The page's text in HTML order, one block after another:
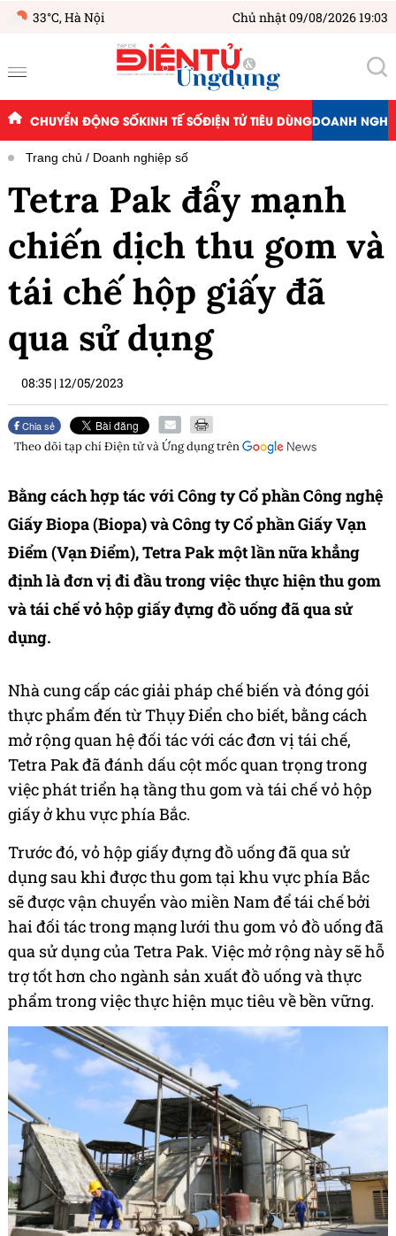
33°C,Hà Nội Chủ nhật 09/08/2026 19:03
CHUYỂN ĐỘNG SỐKINH TẾ SỐĐIỆN TỬ TIÊU DÙNGDOANH
Trang chủ Doanh nghiệp số
Tetra Pak đẩy mạnh
chiến dịch thu gom và
tái chế hộp giấy đã
qua sử dụng
08:35 |12/05/2023
Chia sẻ
Theo dõi tạp chíĐiện tử và Ứng dụngtrên
Bằng cách hợp tác với Công ty Cổ phần Công nghệ
Giấy Biopa (Biopa) và Công ty Cổ phần Giấy Vạn
Điểm (Vạn Điểm), Tetra Pak một lần nữa khẳng
định là đơn vị đi đầu trong việc thực hiện thu gom
và tái chế vỏ hộp giấy đựng đồ uống đã qua sử
dụng.
Nhà cung cấp các giải pháp chế biến và đóng gói
thực phẩm đến từ Thụy Điển chobiết, bằng cách
mở rộng quan hệ đối tác với các đơn vị tái chế,
Tetra Pak đã đánh dấu cột mốc quan trọng trong
việc phát triển hạ tầng thu gom và tái chế vỏ hộp
giấy ở khu vực phía Bắc.
Trước đó, vỏ hộp giấy đựng đồ uống đã qua sử
dụng sau khi được thu gom tại khu vực phía Bắc
sẽ được vận chuyển vào miền Nam để tái chế bởi
hai đối tác trong mạng lưới thu gom vỏ đồ uống đã
qua sử dụng của Tetra Pak. Việc mở rộng này sẽ hỗ
trợ tốt hơn cho ngành sản xuất đồ uống và thực
phẩm trong việc thực hiện mục tiêu về bền vững.